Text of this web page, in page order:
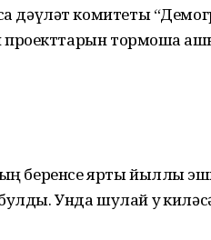
дәүләт комитеты
проекттарын тормошҡа
беренсе ярты йыллыҡ
Унда шулай уҡ